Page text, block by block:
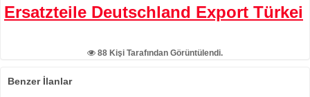
Ersatzteile Deutschland Export Türkei
88 Kişi Tarafından Görüntülendi.
Benzer İlanlar